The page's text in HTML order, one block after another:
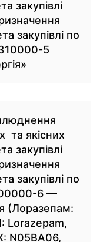
закупівлі
закупівлі по
5
та якісних
закупівлі
закупівлі по
6 —
(Лоразепам:
Lorazepam,
N05BA06,